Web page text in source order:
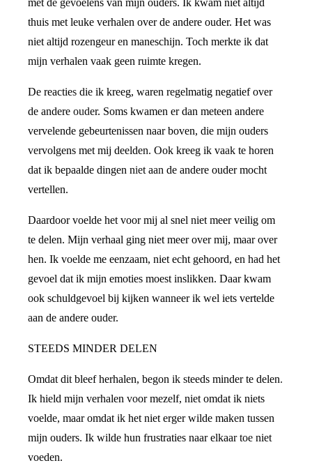
met de gevoelens van mijn ouders. Ik kwam niet altijd
thuis met leuke verhalen over de andere ouder. Het was
niet altijd rozengeur en maneschijn. Toch merkte ik dat
mijn verhalen vaak geen ruimte kregen.
De reacties die ik kreeg, waren regelmatig negatief over
de andere ouder. Soms kwamen er dan meteen andere
vervelende gebeurtenissen naar boven, die mijn ouders
vervolgens met mij deelden. Ook kreeg ik vaak te horen
dat ik bepaalde dingen niet aan de andere ouder mocht
vertellen.
Daardoor voelde het voor mij al snel niet meer veilig om
te delen. Mijn verhaal ging niet meer over mij, maar over
hen. Ik voelde me eenzaam, niet echt gehoord, en had het
gevoel dat ik mijn emoties moest inslikken. Daar kwam
ook schuldgevoel bij kijken wanneer ik wel iets vertelde
aan de andere ouder.
STEEDS MINDER DELEN
Omdat dit bleef herhalen, begon ik steeds minder te delen.
Ik hield mijn verhalen voor mezelf, niet omdat ik niets
voelde, maar omdat ik het niet erger wilde maken tussen
mijn ouders. Ik wilde hun frustraties naar elkaar toe niet
voeden.